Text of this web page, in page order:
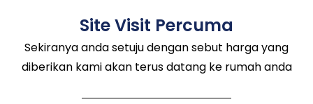
Site Visit Percuma
Sekiranya anda setuju dengan sebut harga yang
diberikan kami akan terus datang ke rumah anda